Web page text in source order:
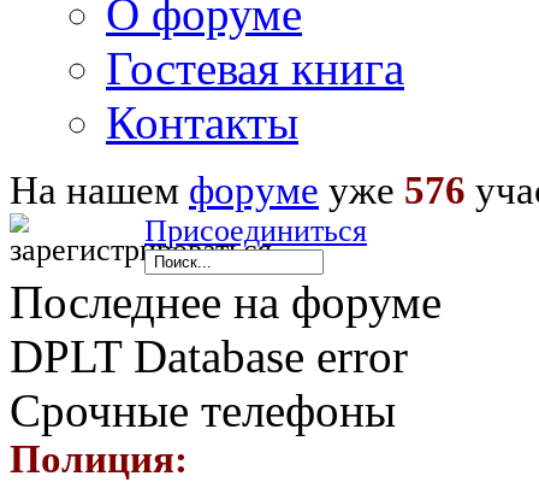
О форуме
Гостевая книга
Контакты
На нашем форуме уже 576
Присоединиться
Последнее на форуме
DPLT Database error
Срочные телефоны
Полиция: